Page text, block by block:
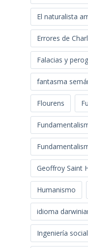
El naturalista
Errores de
Falacias y
fantasma
Flourens
Geoffroy Saint
Humanismo
idioma
Ingeniería